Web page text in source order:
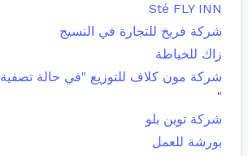
Sté FLY INN
شركة فريخ للتجارة في النسيج
زاك للخياطة
شركة مون كلاف للتوزيع "في حالة تصفية
"
شركة توين بلو
بورشة للعمل